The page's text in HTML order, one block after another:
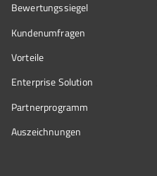
Bewertungssiegel
Kundenumfragen
Vorteile
Enterprise Solution
Partnerprogramm
Auszeichnungen